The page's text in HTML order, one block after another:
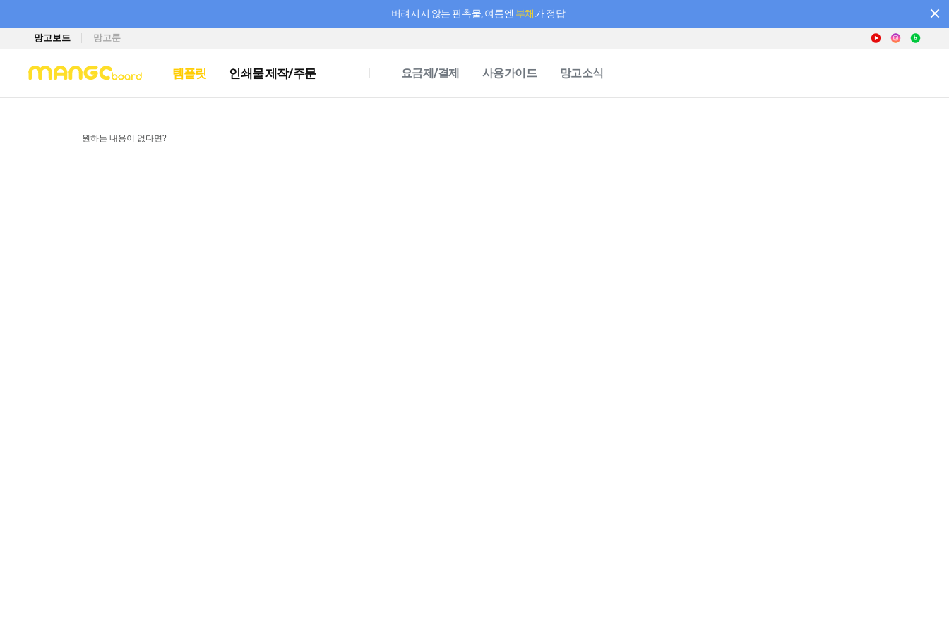
버려지지 않는 판촉물, 여름엔 부채가 정답
망고보드 망고툰
템플릿 인쇄물 제작/주문 요금제/결제 사용가이드 망고소식
원하는 내용이 없다면?